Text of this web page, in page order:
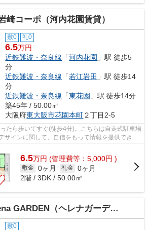
崎コーポ（河内花園賃貸）
敷0 礼0
6.5万円
近鉄難波・奈良線 「河内花園 」駅 徒歩5
分
近鉄難波・奈良線 「若江岩田 」駅 徒歩14
分
近鉄難波・奈良線 「東花園 」駅 徒歩14分
築45年 / 50.00㎡
大阪府東大阪市花園本町２丁目2-5
たら歩いてすぐ(徒歩4分)。こちらは自走式駐車場
ザインに関して、自信をもって情報を提供できる
6.5万円 (管理費等：5,000円 )
敷金 0ヶ月 礼金 0ヶ月
2階 / 3DK / 50.00㎡
（ヘレナガーデン） 玉串町西Ⅲ（河内花園賃貸）
敷0